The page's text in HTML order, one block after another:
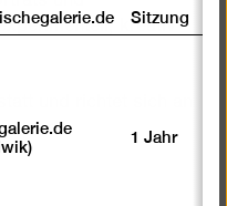
kreativ
Jahre.
Sitzung
1 Jahr